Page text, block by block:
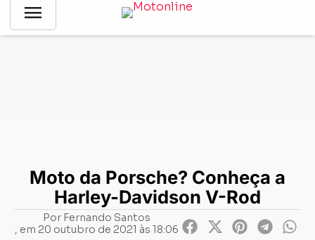
menu
Notícias
Moto da Porsche? Conheça a Harley-
Moto da Porsche? Conheça a
Harley-Davidson V-Rod
PorFernando Santos
, em 20 outubro de 2021 às 18:06